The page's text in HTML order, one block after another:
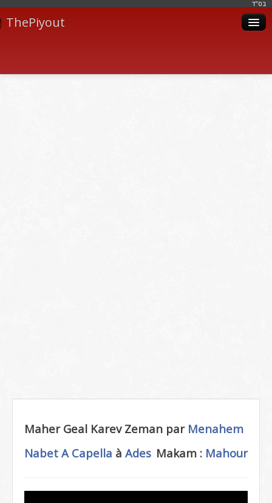
בּס"ד
ThePiyout
Maher Geal Karev Zeman par Menahem
Nabet A Capella à Ades Makam : Mahour